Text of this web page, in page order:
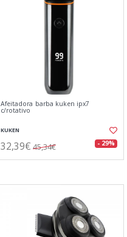
Afeitadora barba kuken ipx7
c/rotativo
KUKEN
32,39€ 45,34€ - 29%